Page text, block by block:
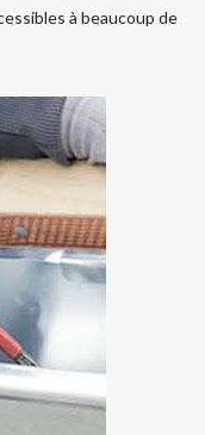
à beaucoup de